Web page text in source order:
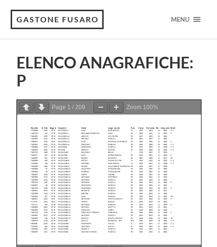
GASTONE FUSARO MENU
ELENCO ANAGRAFICHE:
P
Page 1 / 209 Zoom 100%